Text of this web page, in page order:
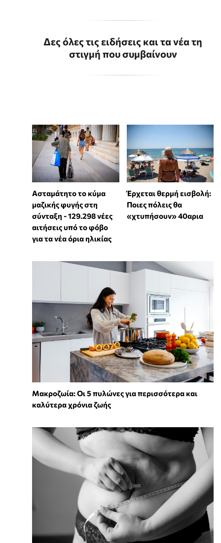
Δες όλες τις ειδήσεις και τα νέα τη
στιγμή που συμβαίνουν
Ασταμάτητο το κύμα
μαζικής φυγής στη
σύνταξη - 129.298 νέες
αιτήσεις υπό το φόβο
για τα νέα όρια ηλικίας
Έρχεται θερμή εισβολή:
Ποιες πόλεις θα
«χτυπήσουν» 40αρια
Mακροζωία: Οι 5 πυλώνες για περισσότερα και
καλύτερα χρόνια ζωής